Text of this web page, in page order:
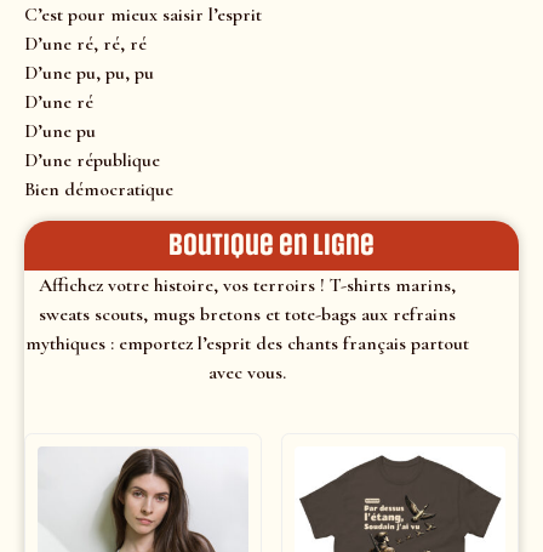
C’est pour mieux saisir l’esprit
D’une ré, ré, ré
D’une pu, pu, pu
D’une ré
D’une pu
D’une république
Bien démocratique
Boutique en ligne
Affichez votre histoire, vos terroirs ! T-shirts marins,
sweats scouts, mugs bretons et tote-bags aux refrains
mythiques : emportez l’esprit des chants français partout
avec vous.